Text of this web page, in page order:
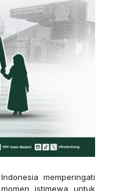
memperingati
istimewa untuk